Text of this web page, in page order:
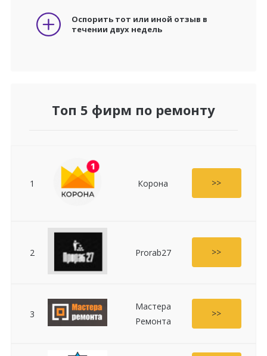
Оспорить тот или иной отзыв в
течении двух недель
Топ 5 фирм по ремонту
1 Корона >>
2 Prorab27 >>
3
Мастера
Ремонта
>>